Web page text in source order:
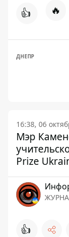
👍 🔥
ДНЕПР
16:38, 06
Мэр
Prize
👍